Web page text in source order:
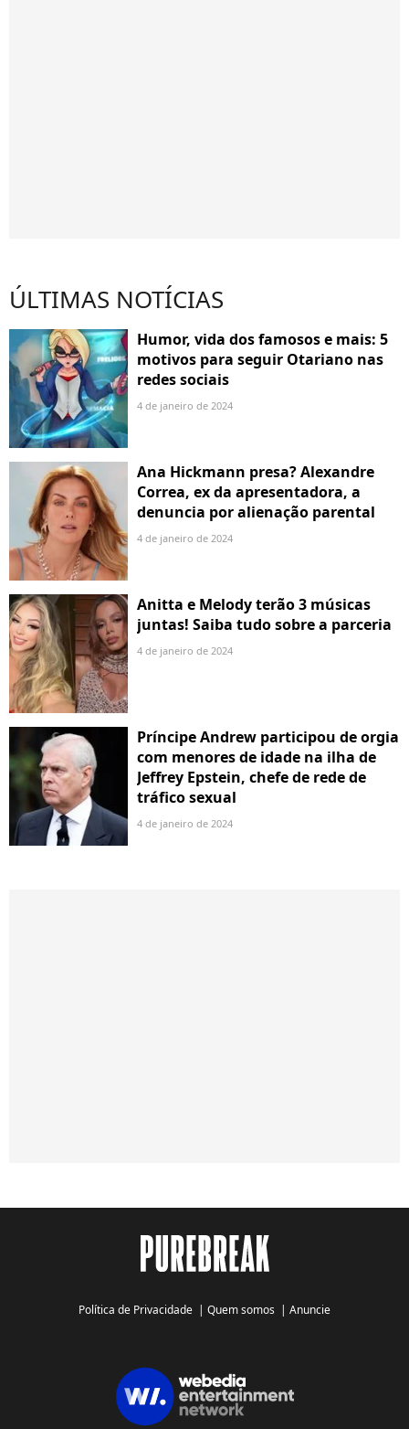
ÚLTIMAS NOTÍCIAS
Humor, vida dos famosos e mais: 5
motivos para seguir Otariano nas
redes sociais
4 de janeiro de 2024
Ana Hickmann presa? Alexandre
Correa, ex da apresentadora, a
denuncia por alienação parental
4 de janeiro de 2024
Anitta e Melody terão 3 músicas
juntas! Saiba tudo sobre a parceria
4 de janeiro de 2024
Príncipe Andrew participou de orgia
com menores de idade na ilha de
Jeffrey Epstein, chefe de rede de
tráfico sexual
4 de janeiro de 2024
Política de Privacidade | Quem somos | Anuncie